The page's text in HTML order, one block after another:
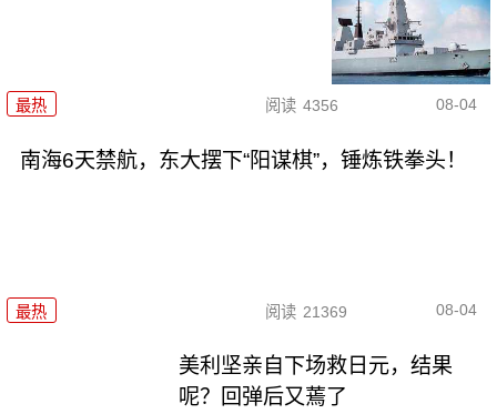
最热 阅读 4356 08-04
南海6天禁航，东大摆下“阳谋棋”，锤炼铁拳头！
最热 阅读 21369 08-04
美利坚亲自下场救日元，结果
呢？回弹后又蔫了